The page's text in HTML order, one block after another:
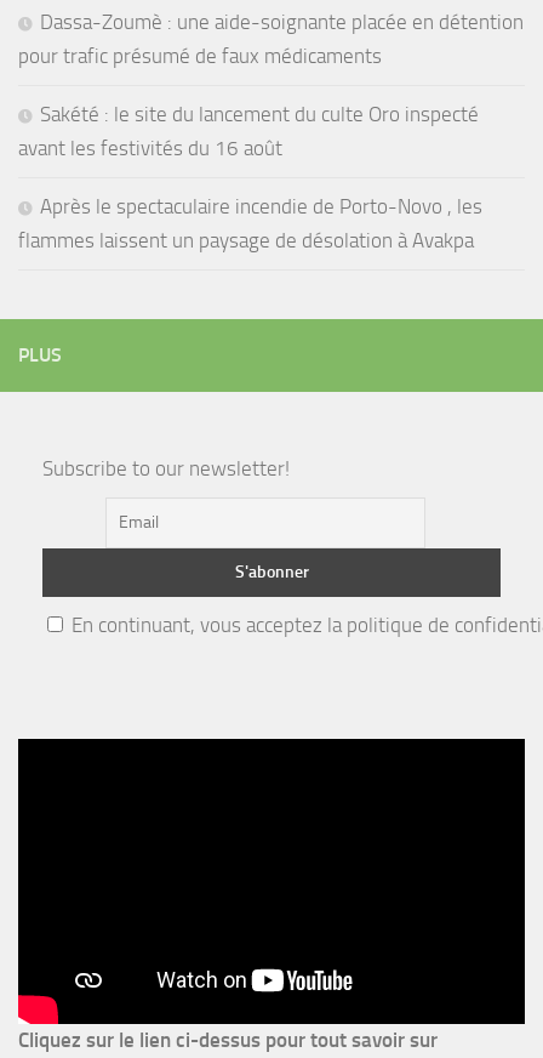
Dassa-Zoumè : une aide-soignante placée en détention
pour trafic présumé de faux médicaments
Sakété : le site du lancement du culte Oro inspecté
avant les festivités du 16 août
Après le spectaculaire incendie de Porto-Novo , les
flammes laissent un paysage de désolation à Avakpa
PLUS
Subscribe to our newsletter!
En continuant, vous acceptez la politique de
Cliquez sur le lien ci-dessus pour tout savoir sur